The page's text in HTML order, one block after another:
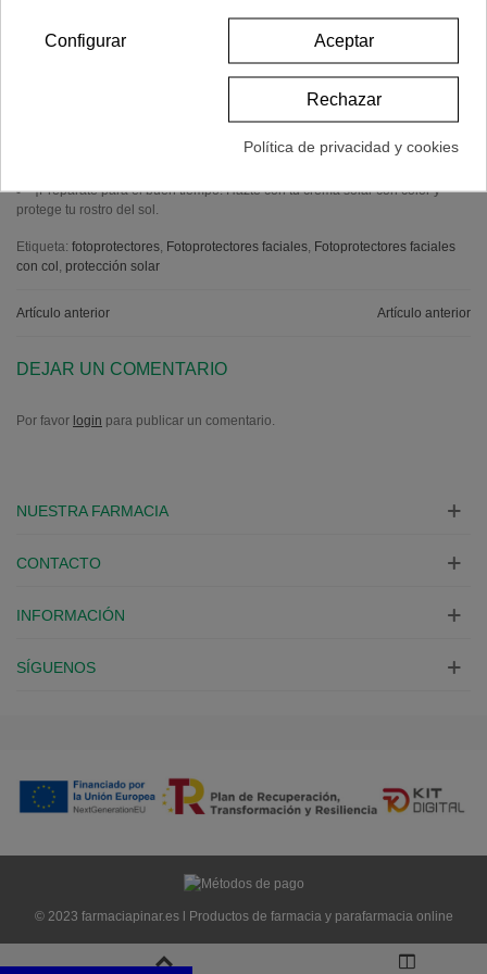
acabado mate. Con Fernblock, filtros específicos y activos reparadores y
antioxidantes. Protege frente a las 4 radiaciones (UVB, UVA, visible e
infrarrojo. Neutraliza y repara el daño solar. Además, cubre las
imperfecciones dejando la piel suave, hidratada, luminosa y sin brillos.
. Solar facial con color SPF 50 que
efectos del daño solar contrarrestando los signos visibles del
¡Prepárate para el buen tiempo! Hazte con tu crema solar con color y
protege tu rostro del sol.
Etiqueta: fotoprotectores, Fotoprotectores faciales, Fotoprotectores faciales
con col, protección solar
Artículo anterior Artículo anterior
DEJAR UN COMENTARIO
Por favor login para publicar un comentario.
NUESTRA FARMACIA
CONTACTO
INFORMACIÓN
SÍGUENOS
© 2023 farmaciapinar.es l Productos de farmacia y parafarmacia online
Aceptar
Rechazar
Configurar
Política de privacidad y cookies